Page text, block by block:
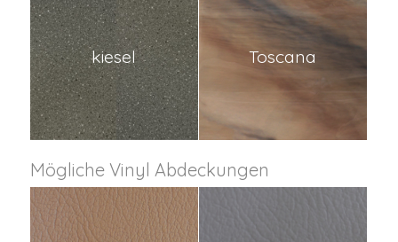
kiesel Toscana
Mögliche Vinyl Abdeckungen